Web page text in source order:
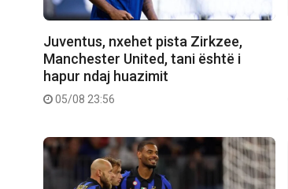
Juventus, nxehet pista Zirkzee,
Manchester United, tani është i
hapur ndaj huazimit
05/08 23:56